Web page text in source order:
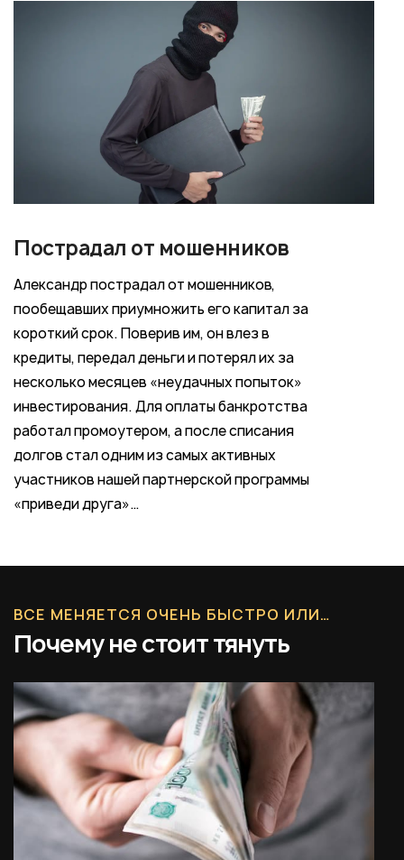
Пострадал от мошенников
Александр пострадал от мошенников,
пообещавших приумножить его капитал за
короткий срок. Поверив им, он влез в
кредиты, передал деньги и потерял их за
несколько месяцев «неудачных попыток»
инвестирования. Для оплаты банкротства
работал промоутером, а после списания
долгов стал одним из самых активных
участников нашей партнерской программы
«приведи друга»…
ВСЕ МЕНЯЕТСЯ ОЧЕНЬ БЫСТРО ИЛИ…
Почему не стоит тянуть